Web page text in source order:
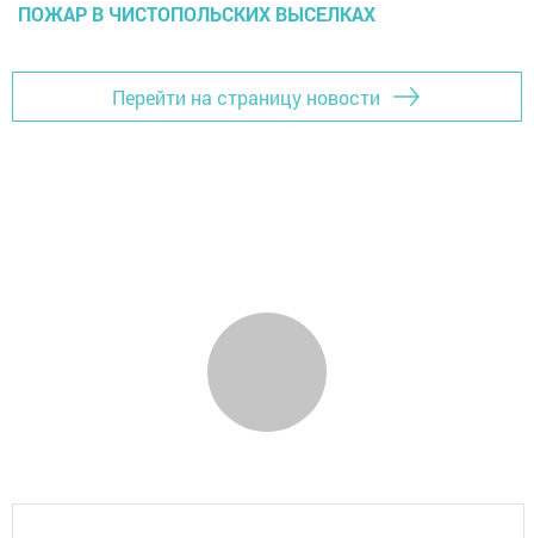
ПОЖАР В ЧИСТОПОЛЬСКИХ ВЫСЕЛКАХ
Перейти на страницу новости